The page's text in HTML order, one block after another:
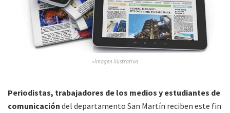
»Imagen ilustrativa
Periodistas, trabajadores de los medios y estudiantes de
comunicación del departamento San Martín reciben este fin